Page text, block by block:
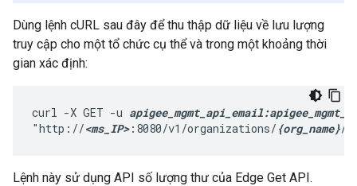
Dùng lệnh cURL sau đây để thu thập dữ liệu về lưu lượng
truy cập cho một tổ chức cụ thể và trong một khoảng thời
gian xác định:
curl -X GET -u
"http://<ms_IP>:8080/v1/organizations/ {org_name}/
Lệnh này sử dụng API số lượng thư của Edge Get API.